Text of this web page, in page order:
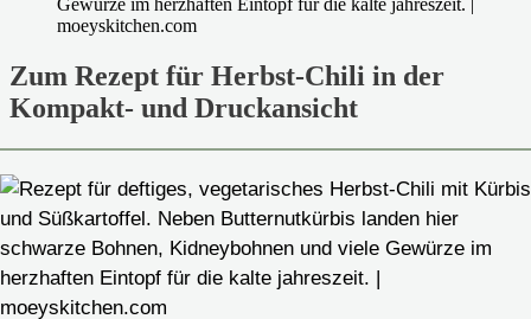
Zum Rezept für Herbst-Chili in der
Kompakt- und Druckansicht